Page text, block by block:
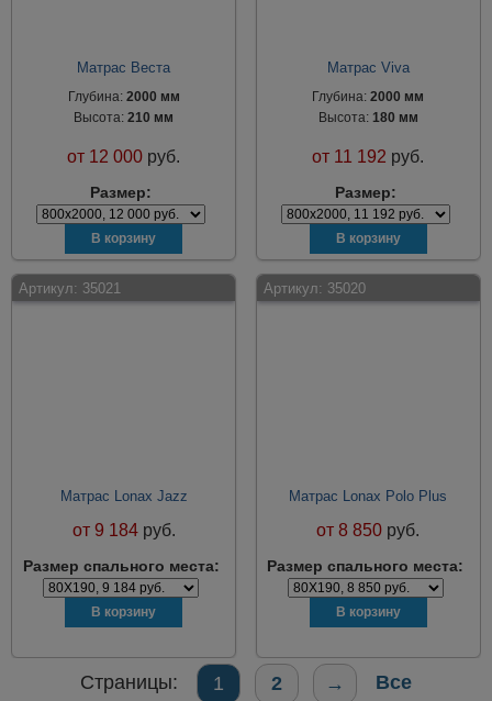
Матрас Веста
Глубина: 2000 мм
Высота:210 мм
от 12 000 руб.
Размер:
Матрас Viva
Глубина:2000 мм
Высота: 180 мм
от 11 192 руб.
Размер:
Артикул: 35021
Матрас Lonax Jazz
от9 184 руб.
Размер спального места:
Артикул: 35020
Матрас Lonax Polo Plus
от 8 850 руб.
Размер спального места:
Страницы: 1 2 → Все